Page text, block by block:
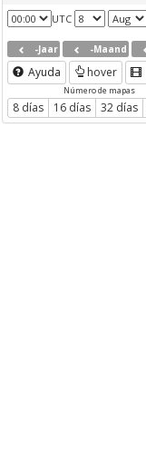
UTC
-Jaar -Maand
Ayuda hover
Número de mapas
8 días 16 días 32 días